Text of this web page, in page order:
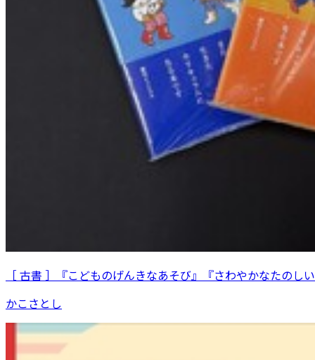
［ 古書 ］『こどものげんきなあそび』『さわやかなたの
かこさとし